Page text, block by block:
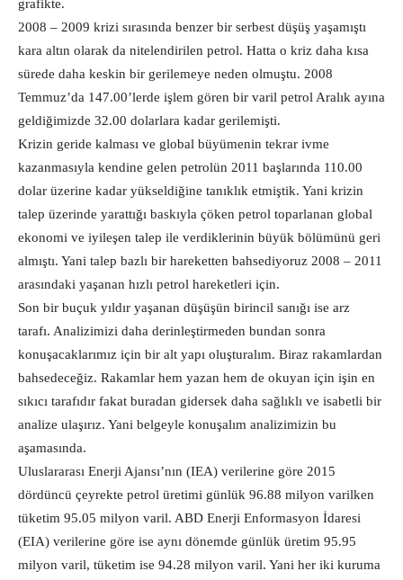
grafikte.
2008 – 2009 krizi sırasında benzer bir serbest düşüş yaşamıştı
kara altın olarak da nitelendirilen petrol. Hatta o kriz daha kısa
sürede daha keskin bir gerilemeye neden olmuştu. 2008
Temmuz’da 147.00’lerde işlem gören bir varil petrol Aralık ayına
geldiğimizde 32.00 dolarlara kadar gerilemişti.
Krizin geride kalması ve global büyümenin tekrar ivme
kazanmasıyla kendine gelen petrolün 2011 başlarında 110.00
dolar üzerine kadar yükseldiğine tanıklık etmiştik. Yani krizin
talep üzerinde yarattığı baskıyla çöken petrol toparlanan global
ekonomi ve iyileşen talep ile verdiklerinin büyük bölümünü geri
almıştı. Yani talep bazlı bir hareketten bahsediyoruz 2008 – 2011
arasındaki yaşanan hızlı petrol hareketleri için.
Son bir buçuk yıldır yaşanan düşüşün birincil sanığı ise arz
tarafı. Analizimizi daha derinleştirmeden bundan sonra
konuşacaklarımız için bir alt yapı oluşturalım. Biraz rakamlardan
bahsedeceğiz. Rakamlar hem yazan hem de okuyan için işin en
sıkıcı tarafıdır fakat buradan gidersek daha sağlıklı ve isabetli bir
analize ulaşırız. Yani belgeyle konuşalım analizimizin bu
aşamasında.
Uluslararası Enerji Ajansı’nın (IEA) verilerine göre 2015
dördüncü çeyrekte petrol üretimi günlük 96.88 milyon varilken
tüketim 95.05 milyon varil. ABD Enerji Enformasyon İdaresi
(EIA) verilerine göre ise aynı dönemde günlük üretim 95.95
milyon varil, tüketim ise 94.28 milyon varil. Yani her iki kuruma